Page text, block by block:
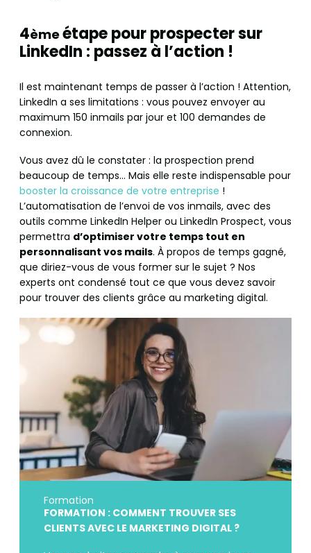
4èmeétape pour prospecter sur
LinkedIn : passez à l’action !
Il est maintenant temps de passer à l’action ! Attention,
LinkedIn a ses limitations : vous pouvez envoyer au
maximum 150 inmails par jour et 100 demandes de
connexion.
Vous avez dû le constater : la prospection prend
beaucoup de temps… Mais elle reste indispensable pour
booster la croissance de votre entreprise !
L’automatisation de l’envoi de vos inmails, avec des
outils comme LinkedIn Helper ou LinkedIn Prospect, vous
permettra d’optimiser votre temps tout en
personnalisant vos mails. À propos de temps gagné,
que diriez-vous de vous former sur le sujet ? Nos
experts ont condensé tout ce que vous devez savoir
pour trouver des clients grâce au marketing digital.
Formation
FORMATION : COMMENT TROUVER SES
CLIENTS AVEC LE MARKETING DIGITAL ?